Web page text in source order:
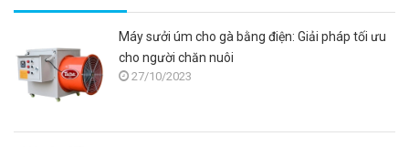
Máy sưởi úm cho gà bằng điện: Giải pháp tối ưu
cho người chăn nuôi
27/10/2023